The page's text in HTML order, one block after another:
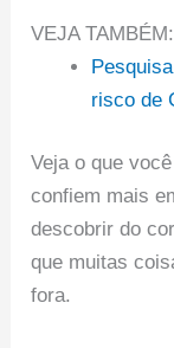
VEJA TAMBÉM:
risco de
Veja o que
confiem mais
descobrir do
que muitas
fora.